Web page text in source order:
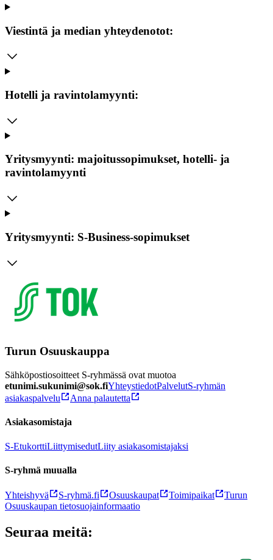
Viestintä ja median yhteydenotot:
Hotelli ja ravintolamyynti:
Yritysmyynti: majoitussopimukset, hotelli- ja
ravintolamyynti
Yritysmyynti: S-Business-sopimukset
Turun Osuuskauppa
Sähköpostiosoitteet S-ryhmässä ovat muotoa
etunimi.sukunimi@sok.fiYhteystiedotPalvelutS-ryhmän
asiakaspalvelu
Anna palautetta
Asiakasomistaja
S-EtukorttiLiittymisedutLiity asiakasomistajaksi
S-ryhmä muualla
Yhteishyvä S-ryhmä.fi Osuuskaupat Toimipaikat
Turun
Osuuskaupan tietosuojainformaatio
Seuraa meitä: